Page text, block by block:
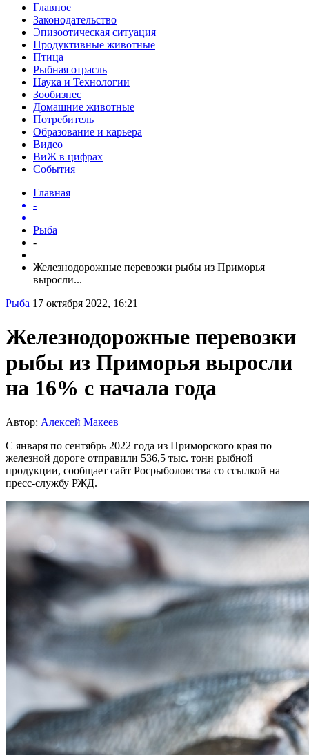
Главное
Законодательство
Эпизоотическая ситуация
Продуктивные животные
Птица
Рыбная отрасль
Наука и Технологии
Зообизнес
Домашние животные
Потребитель
Образование и карьера
Видео
ВиЖ в цифрах
События
Главная
-
Рыба
-
Железнодорожные перевозки рыбы из Приморья
выросли...
Рыба 17 октября 2022, 16:21
Железнодорожные перевозки
рыбы из Приморья выросли
на 16% с начала года
Автор: Алексей Макеев
С января по сентябрь 2022 года из Приморского края по
железной дороге отправили 536,5 тыс. тонн рыбной
продукции, сообщает сайт Росрыболовства со ссылкой на
пресс-службу РЖД.